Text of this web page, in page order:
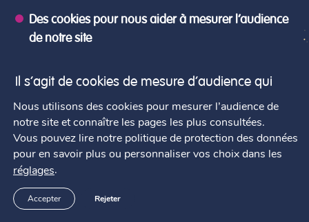
Des cookies pour nous aider à mesurer l’audience
de notre site
Il s’agit de cookies de mesure d’audience qui
nous permettent de connaître l’utilisation et les
performances de notre site internet et d’en
améliorer le fonctionnement (par exemple, les
pages le plus souvent consultées, le nombre de
visiteurs). Ainsi RSCU Europe peut mesurer
l’audience de son site web grâce à des outils
Nous utilisons des cookies pour mesurer l’audience de
notre site et connaître les pages les plus consultées.
Vous pouvez lire notre politique de protection des données
pour en savoir plus ou personnaliser vos choix dans les
réglages.
Accepter Rejeter